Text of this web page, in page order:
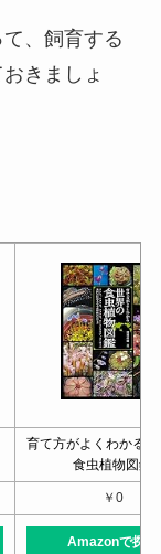
、飼育する
きましょ
育て方がよくわかる
食虫植物図鑑
￥0
Amazonで探す